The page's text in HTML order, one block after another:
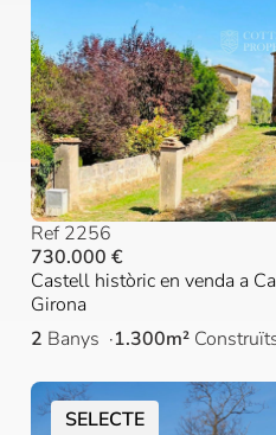
Ref 2256
730.000 €
Castell històric en venda a
Girona
2 Banys 1.300m²
SELECTE